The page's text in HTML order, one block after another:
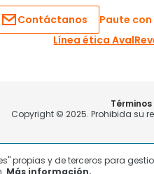
propias y de terceros para
Más información.